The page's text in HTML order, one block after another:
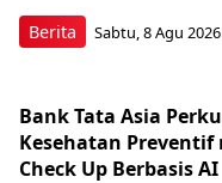
Berita Sabtu, 8 Agu
Bank Tata Asia
Kesehatan
Check Up Berbasis AI